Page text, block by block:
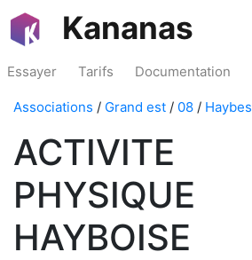
Kananas
Essayer Tarifs Documentation
Associations / Grand est / 08 / Haybes
ACTIVITE
PHYSIQUE
HAYBOISE